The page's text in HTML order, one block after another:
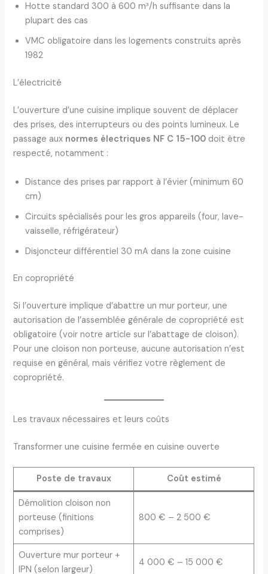
Hotte standard 300 à 600 m³/h suffisante dans la
plupart des cas
VMC obligatoire dans les logements construits après
1982
L’électricité
L’ouverture d’une cuisine implique souvent de déplacer
des prises, des interrupteurs ou des points lumineux. Le
passage aux normes électriques NF C 15-100 doit être
respecté, notamment :
Distance des prises par rapport à l’évier (minimum 60
cm)
Circuits spécialisés pour les gros appareils (four, lave-
vaisselle, réfrigérateur)
Disjoncteur différentiel 30 mA dans la zone cuisine
En copropriété
Si l’ouverture implique d’abattre un mur porteur, une
autorisation de l’assemblée générale de copropriété est
obligatoire (voir notre article sur l’abattage de cloison).
Pour une cloison non porteuse, aucune autorisation n’est
requise en général, mais vérifiez votre règlement de
copropriété.
Les travaux nécessaires et leurs coûts
Transformer une cuisine fermée en cuisine ouverte
Poste de travaux Coût estimé
Démolition cloison non
porteuse (finitions
comprises)
800 € – 2 500 €
Ouverture mur porteur +
IPN (selon largeur)
4 000 € – 15 000 €